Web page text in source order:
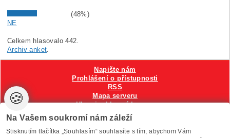
(48%)
NE
Celkem hlasovalo 442.
Archiv anket
Napište nám
Prohlášení o přístupnosti
RSS
Mapa serveru
Hlavni reklamní banner
Nastavení cookies
🍪
Na Vašem soukromí nám záleží
Stisknutím tlačítka „Souhlasím“ souhlasíte s tím, abychom Vám